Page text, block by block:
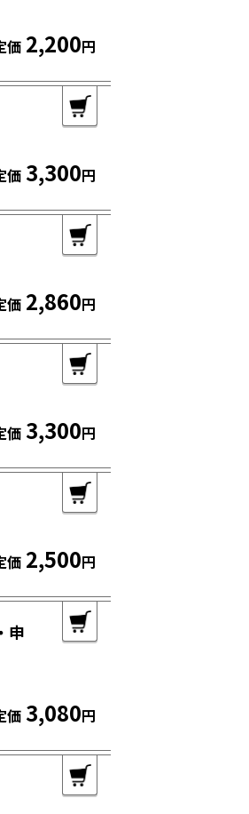
価2,200円
価3,300円
価2,860円
価3,300円
価2,500円
申
価3,080円